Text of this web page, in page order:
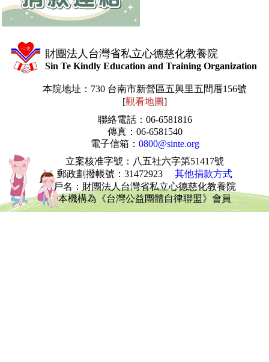
財團法人台灣省私立心德慈化教養院
Sin Te Kindly Education and Training Organization
本院地址：730 台南市新營區五興里五間厝156號
[觀看地圖]
聯絡電話：06-6581816
傳真：06-6581540
電子信箱： 0800@sinte.org
立案核准字號：八五社六字第51417號
郵政劃撥帳號 ：31472923 其他捐款方式
戶名：財團法人台灣省私立心德慈化教養院
本機構為《台灣公益團體自律聯盟》會員